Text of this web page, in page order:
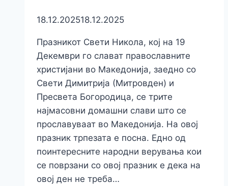
18.12.202518.12.2025
Празникот Свети Никола, кој на 19
Декември го слават православните
христијани во Македонија, заедно со
Свети Димитрија (Митровден) и
Пресвета Богородица, се трите
најмасовни домашни слави што се
прославуваат во Македонија. На овој
празник трпезата е посна. Едно од
поинтересните народни верувања кои
се поврзани со овој празник е дека на
овој ден не треба…